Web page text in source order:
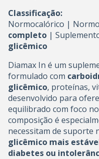
Classificação:
Normocalórico |
completo |
glicêmico
Diamax In é um
formulado com
glicêmico, proteínas,
desenvolvido para
equilibrado com foco no
composição é
necessitam de suporte
glicêmico mais
diabetes ou